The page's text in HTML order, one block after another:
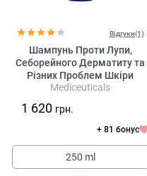
Відгуки(1)
Шампунь Проти Лупи,
Себорейного Дерматиту та
Різних Проблем Шкіри
Голови Mediceuticals X-
Mediceuticals
1 620 грн.
+ 81 бонус
250 ml